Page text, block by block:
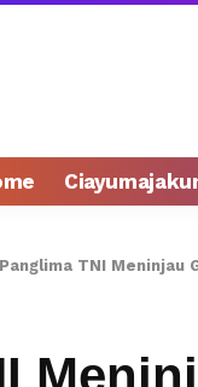
Panglima TNI Meninjau